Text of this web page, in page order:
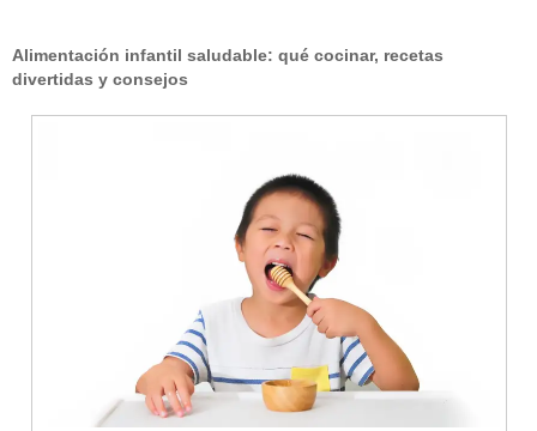
Alimentación infantil saludable: qué cocinar, recetas
divertidas y consejos